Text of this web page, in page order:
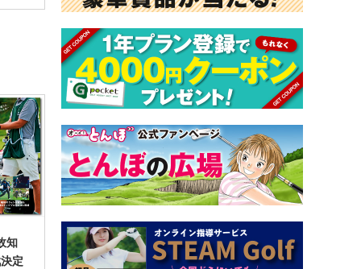
知
定